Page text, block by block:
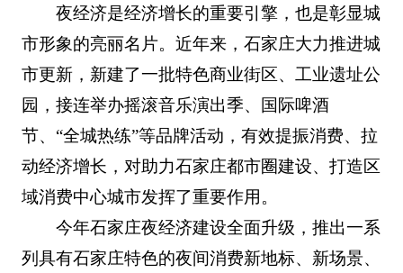
夜经济是经济增长的重要引擎，也是彰显城
市形象的亮丽名片。近年来，石家庄大力推进城
市更新，新建了一批特色商业街区、工业遗址公
园，接连举办摇滚音乐演出季、国际啤酒
节、“全城热练”等品牌活动，有效提振消费、拉
动经济增长，对助力石家庄都市圈建设、打造区
域消费中心城市发挥了重要作用。
今年石家庄夜经济建设全面升级，推出一系
列具有石家庄特色的夜间消费新地标、新场景、